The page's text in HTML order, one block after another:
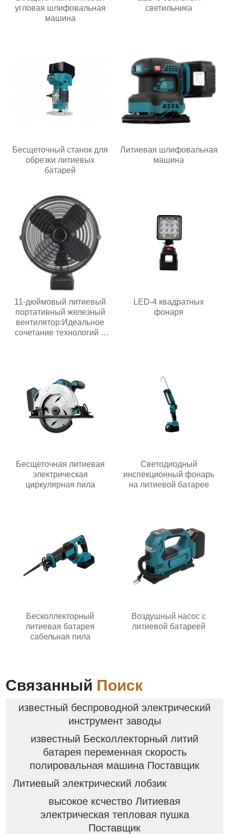
угловая шлифовальная
машина
светильника
Бесщеточный станок для
обрезки литиевых
батарей
Литиевая шлифовальная
машина
11-дюймовый литиевый
портативный железный
вентилятор:Идеальное
сочетание технологий и
LED-4 квадратных
фонаря
Бесщеточная литиевая
электрическая
циркулярная пила
Светодиодный
инспекционный фонарь
на литиевой батарее
Бесколлекторный
литиевая батарея
сабельная пила
Воздушный насос с
литиевой батареей
Связанный Поиск
известный беспроводной электрический
инструмент заводы
известный Бесколлекторный литий
батарея переменная скорость
полировальная машина Поставщик
Литиевый электрический лобзик
высокое ксчество Литиевая
электрическая тепловая пушка
Поставщик